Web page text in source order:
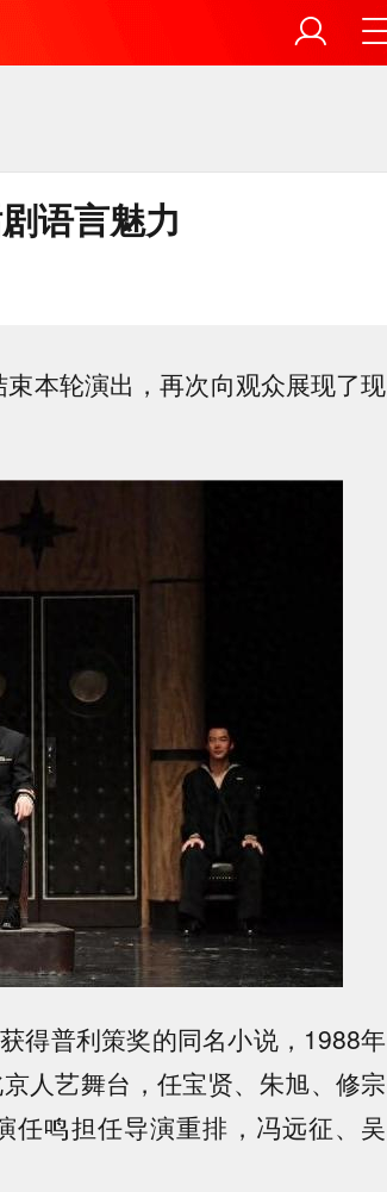
语言魅力
本轮演出，再次向观众展现了现
得普利策奖的同名小说，1988年
人艺舞台，任宝贤、朱旭、修宗
任鸣担任导演重排，冯远征、吴